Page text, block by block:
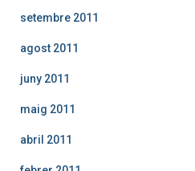
setembre 2011
agost 2011
juny 2011
maig 2011
abril 2011